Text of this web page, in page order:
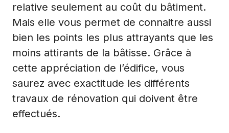
relative seulement au coût du bâtiment.
Mais elle vous permet de connaitre aussi
bien les points les plus attrayants que les
moins attirants de la bâtisse. Grâce à
cette appréciation de l’édifice, vous
saurez avec exactitude les différents
travaux de rénovation qui doivent être
effectués.